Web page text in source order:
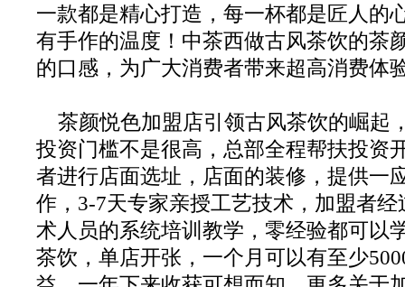
一款都是精心打造，每一杯都是匠人的
有手作的温度！中茶西做古风茶饮的茶
的口感，为广大消费者带来超高消费体
茶颜悦色加盟店引领古风茶饮的崛起
投资门槛不是很高，总部全程帮扶投资
者进行店面选址，店面的装修，提供一
作，3-7天专家亲授工艺技术，加盟者经
术人员的系统培训教学，零经验都可以
茶饮，单店开张，一个月可以有至少